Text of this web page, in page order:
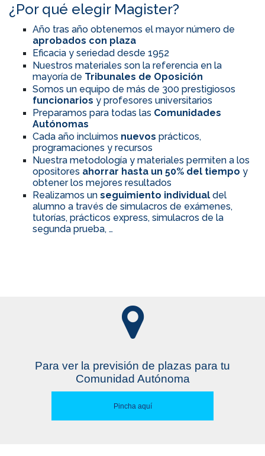
¿Por qué elegir Magister?
Año tras año obtenemos el mayor número de
aprobados con plaza
Eficacia y seriedad desde 1952
Nuestros materiales son la referencia en la
mayoría de Tribunales de Oposición
Somos un equipo de más de 300 prestigiosos
funcionarios y profesores universitarios
Preparamos para todas las Comunidades
Autónomas
Cada año incluimos nuevos prácticos,
programaciones y recursos
Nuestra metodología y materiales permiten a los
opositores ahorrar hasta un 50% del tiempo y
obtener los mejores resultados
Realizamos un seguimiento individual del
alumno a través de simulacros de exámenes,
tutorías, prácticos express, simulacros de la
segunda prueba, …
Para ver la previsión de plazas para tu
Comunidad Autónoma
Pincha aquí